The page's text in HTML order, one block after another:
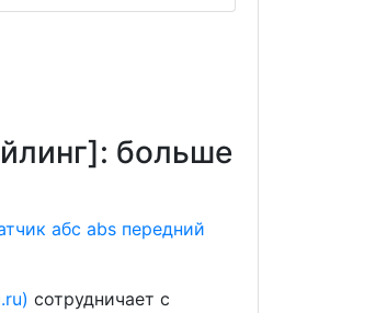
больше
абс abs передний
сотрудничает с